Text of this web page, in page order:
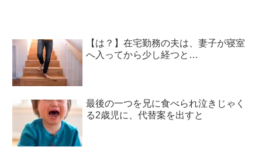
【は？】在宅勤務の夫は、妻子が寝室
へ入ってから少し経つと…
最後の一つを兄に食べられ泣きじゃく
る2歳児に、代替案を出すと